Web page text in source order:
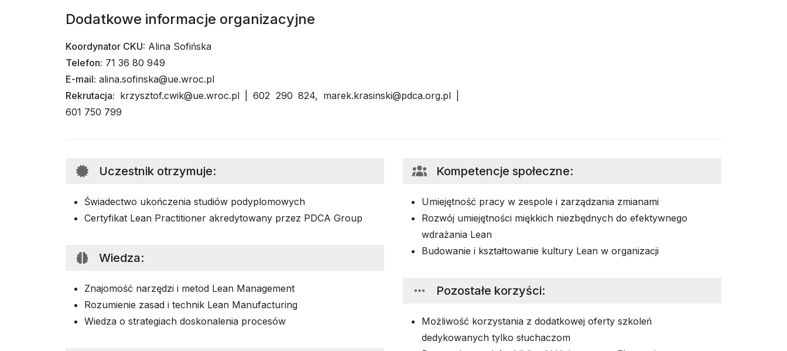
Dodatkowe informacje organizacyjne
Koordynator CKU: Alina Sofińska
Telefon: 71 36 80 949
E-mail: alina.sofinska@ue.wroc.pl
Rekrutacja: krzysztof.cwik@ue.wroc.pl | 602 290 824, marek.krasinski@pdca.org.pl |
601 750 799
Uczestnik otrzymuje:
Świadectwo ukończenia studiów podyplomowych
Certyfikat Lean Practitioner akredytowany przez PDCA Group
Wiedza:
Znajomość narzędzi i metod Lean Management
Rozumienie zasad i technik Lean Manufacturing
Wiedza o strategiach doskonalenia procesów
Kompetencje społeczne:
Umiejętność pracy w zespole i zarządzania zmianami
Rozwój umiejętności miękkich niezbędnych do efektywnego
wdrażania Lean
Budowanie i kształtowanie kultury Lean w organizacji
Pozostałe korzyści:
Możliwość korzystania z dodatkowej oferty szkoleń
dedykowanych tylko słuchaczom